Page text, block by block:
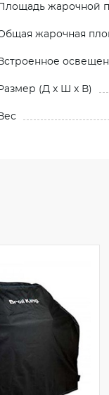
Площадь жарочной
жарочная
(Д x Ш x В)